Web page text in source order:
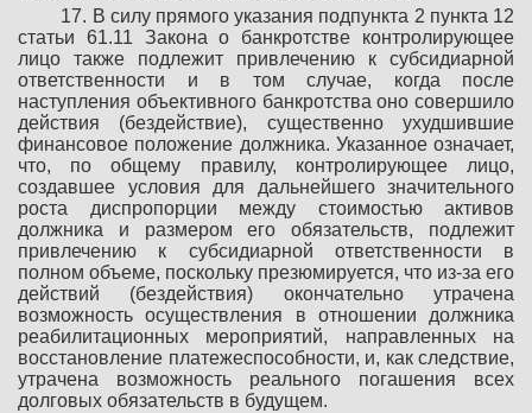
17. В силу прямого указания подпункта 2 пункта 12
статьи 61.11 Закона о банкротстве контролирующее
лицо также подлежит привлечению к субсидиарной
ответственности и в том случае, когда после
наступления объективного банкротства оно совершило
действия (бездействие), существенно ухудшившие
финансовое положение должника. Указанное означает,
что, по общему правилу, контролирующее лицо,
создавшее условия для дальнейшего значительного
роста диспропорции между стоимостью активов
должника и размером его обязательств, подлежит
привлечению к субсидиарной ответственности в
полном объеме, поскольку презюмируется, что из-за его
действий (бездействия) окончательно утрачена
возможность осуществления в отношении должника
реабилитационных мероприятий, направленных на
восстановление платежеспособности, и, как следствие,
утрачена возможность реального погашения всех
долговых обязательств в будущем.